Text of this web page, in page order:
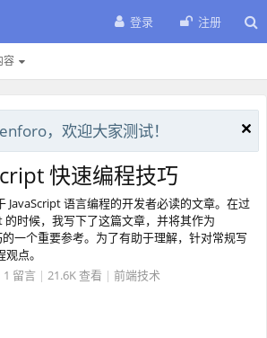
容
登录 注册
，欢迎大家测试！
快速编程技巧
JavaScript 语言编程的开发者必读的文章。在过
的时候，我写下了这篇文章，并将其作为
一个重要参考。为了有助于理解，针对常规写
点。
1 留言 | 21.6K 查看 | 前端技术